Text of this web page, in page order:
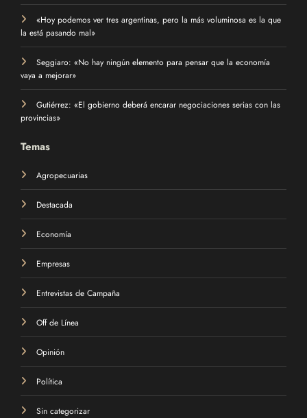
«Hoy podemos ver tres argentinas, pero la más voluminosa es la que
la está pasando mal»
Seggiaro: «No hay ningún elemento para pensar que la economía
vaya a mejorar»
Gutiérrez: «El gobierno deberá encarar negociaciones serias con las
provincias»
Temas
Agropecuarias
Destacada
Economía
Empresas
Entrevistas de Campaña
Off de Línea
Opinión
Política
Sin categorizar